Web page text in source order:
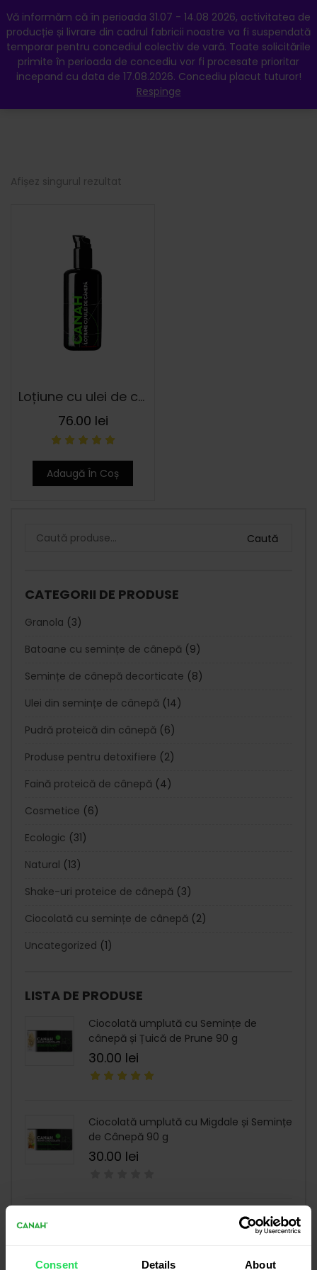
Consent Details About
My Account Favorite Hartă
Caută
CATEGORII DE PRODUSE
Granola (3)
Batoane cu semințe de cânepă (9)
Semințe de cânepă decorticate (8)
Ulei din semințe de cânepă (14)
Pudră proteică din cânepă (6)
Produse pentru detoxifiere (2)
Faină proteică de cânepă (4)
Cosmetice (6)
Ecologic (31)
Natural (13)
Shake-uri proteice de cânepă (3)
Ciocolată cu semințe de cânepă (2)
Uncategorized (1)
LISTA DE PRODUSE
Ciocolată umplută cu Semințe de
cânepă și Țuică de Prune 90 g
30.00 lei
Ciocolată umplută cu Migdale și Semințe
de Cânepă 90 g
30.00 lei
Loțiune cu ulei de cânepă 200 ml
Afișez singurul rezultat
Loțiune cu ulei de cânepă 200 ml
76.00 lei
Adaugă În Coș
Vă informăm că în perioada 31.07 - 14.08 2026, activitatea de
producție și livrare din cadrul fabricii noastre va fi suspendată
temporar pentru concediul colectiv de vară. Toate solicitările
primite în perioada de concediu vor fi procesate prioritar
incepand cu data de 17.08.2026. Concediu placut tuturor!
Respinge